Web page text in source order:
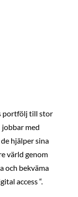
portfölj till stor
jobbar med
hjälper sina
värld genom
och bekväma
access “.